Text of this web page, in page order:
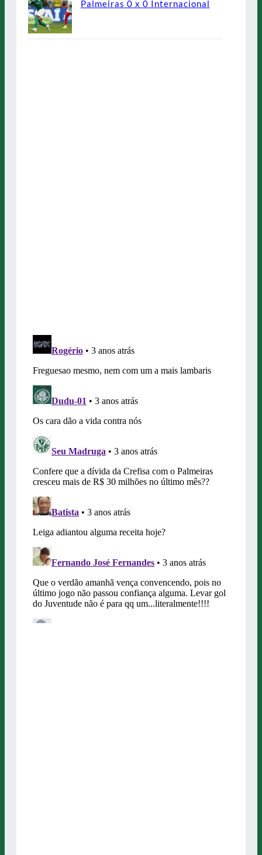
Palmeiras 0 x 0 Internacional